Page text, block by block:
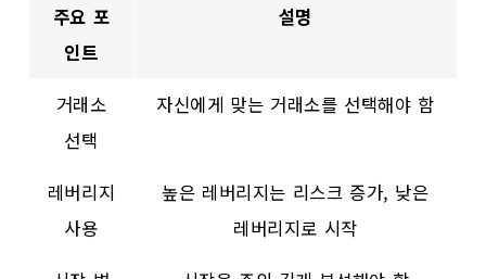
주요 포
인트
설명
거래소
선택
자신에게 맞는 거래소를 선택해야 함
레버리지
사용
높은 레버리지는 리스크 증가, 낮은
레버리지로 시작